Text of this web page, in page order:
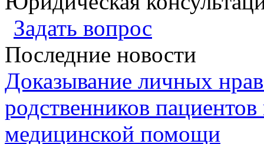
Задать вопрос
Последние новости
Доказывание личных
родственников
медицинской помощи